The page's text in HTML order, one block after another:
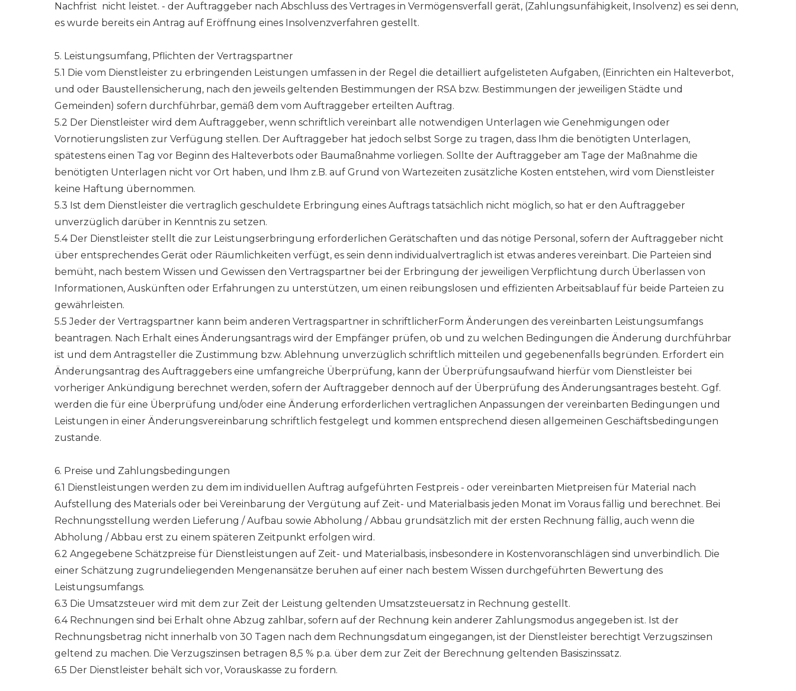
Nachfrist nicht leistet. - der Auftraggeber nach Abschluss des Vertrages in Vermögensverfall gerät, (Zahlungsunfähigkeit, Insolvenz) es sei denn,
es wurde bereits ein Antrag auf Eröffnung eines Insolvenzverfahren gestellt.
5. Leistungsumfang, Pflichten der Vertragspartner
5.1 Die vom Dienstleister zu erbringenden Leistungen umfassen in der Regel die detailliert aufgelisteten Aufgaben, (Einrichten ein Halteverbot,
und oder Baustellensicherung, nach den jeweils geltenden Bestimmungen der RSA bzw. Bestimmungen der jeweiligen Städte und
Gemeinden) sofern durchführbar, gemäß dem vom Auftraggeber erteilten Auftrag.
5.2 Der Dienstleister wird dem Auftraggeber, wenn schriftlich vereinbart alle notwendigen Unterlagen wie Genehmigungen oder
Vornotierungslisten zur Verfügung stellen. Der Auftraggeber hat jedoch selbst Sorge zu tragen, dass Ihm die benötigten Unterlagen,
spätestens einen Tag vor Beginn des Halteverbots oder Baumaßnahme vorliegen. Sollte der Auftraggeber am Tage der Maßnahme die
benötigten Unterlagen nicht vor Ort haben, und Ihm z.B. auf Grund von Wartezeiten zusätzliche Kosten entstehen, wird vom Dienstleister
keine Haftung übernommen.
5.3 Ist dem Dienstleister die vertraglich geschuldete Erbringung eines Auftrags tatsächlich nicht möglich, so hat er den Auftraggeber
unverzüglich darüber in Kenntnis zu setzen.
5.4 Der Dienstleister stellt die zur Leistungserbringung erforderlichen Gerätschaften und das nötige Personal, sofern der Auftraggeber nicht
über entsprechendes Gerät oder Räumlichkeiten verfügt, es sein denn individualvertraglich ist etwas anderes vereinbart. Die Parteien sind
bemüht, nach bestem Wissen und Gewissen den Vertragspartner bei der Erbringung der jeweiligen Verpflichtung durch Überlassen von
Informationen, Auskünften oder Erfahrungen zu unterstützen, um einen reibungslosen und effizienten Arbeitsablauf für beide Parteien zu
gewährleisten.
5.5 Jeder der Vertragspartner kann beim anderen Vertragspartner in schriftlicherForm Änderungen des vereinbarten Leistungsumfangs
beantragen. Nach Erhalt eines Änderungsantrags wird der Empfänger prüfen, ob und zu welchen Bedingungen die Änderung durchführbar
ist und dem Antragsteller die Zustimmung bzw. Ablehnung unverzüglich schriftlich mitteilen und gegebenenfalls begründen. Erfordert ein
Änderungsantrag des Auftraggebers eine umfangreiche Überprüfung, kann der Überprüfungsaufwand hierfür vom Dienstleister bei
vorheriger Ankündigung berechnet werden, sofern der Auftraggeber dennoch auf der Überprüfung des Änderungsantrages besteht. Ggf.
werden die für eine Überprüfung und/oder eine Änderung erforderlichen vertraglichen Anpassungen der vereinbarten Bedingungen und
Leistungen in einer Änderungsvereinbarung schriftlich festgelegt und kommen entsprechend diesen allgemeinen Geschäftsbedingungen
zustande.
6. Preise und Zahlungsbedingungen
6.1 Dienstleistungen werden zu dem im individuellen Auftrag aufgeführten Festpreis - oder vereinbarten Mietpreisen für Material nach
Aufstellung des Materials oder bei Vereinbarung der Vergütung auf Zeit- und Materialbasis jeden Monat im Voraus fällig und berechnet. Bei
Rechnungsstellung werden Lieferung / Aufbau sowie Abholung / Abbau grundsätzlich mit der ersten Rechnung fällig, auch wenn die
Abholung / Abbau erst zu einem späteren Zeitpunkt erfolgen wird.
6.2 Angegebene Schätzpreise für Dienstleistungen auf Zeit- und Materialbasis, insbesondere in Kostenvoranschlägen sind unverbindlich. Die
einer Schätzung zugrundeliegenden Mengenansätze beruhen auf einer nach bestem Wissen durchgeführten Bewertung des
Leistungsumfangs.
6.3 Die Umsatzsteuer wird mit dem zur Zeit der Leistung geltenden Umsatzsteuersatz in Rechnung gestellt.
6.4 Rechnungen sind bei Erhalt ohne Abzug zahlbar, sofern auf der Rechnung kein anderer Zahlungsmodus angegeben ist. Ist der
Rechnungsbetrag nicht innerhalb von 30 Tagen nach dem Rechnungsdatum eingegangen, ist der Dienstleister berechtigt Verzugszinsen
geltend zu machen. Die Verzugszinsen betragen 8,5 % p.a. über dem zur Zeit der Berechnung geltenden Basiszinssatz.
6.5 Der Dienstleister behält sich vor, Vorauskasse zu fordern.